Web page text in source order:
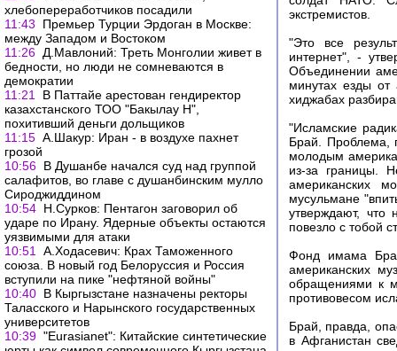
хлебопереработчиков посадили
11:43
Премьер Турции Эрдоган в Москве:
между Западом и Востоком
11:26 Д.Мавлоний: Треть Монголии живет в
бедности, но люди не сомневаются в
демократии
11:21
В Паттайе арестован гендиректор
казахстанского ТОО "Бакылау Н",
похитивший деньги дольщиков
11:15 А.Шакур: Иран - в воздухе пахнет
грозой
10:56 В Душанбе начался суд над группой
салафитов, во главе с душанбинским мулло
Сироджиддином
10:54 Н.Сурков: Пентагон заговорил об
ударе по Ирану. Ядерные объекты остаются
уязвимыми для атаки
10:51
А.Ходасевич: Крах Таможенного
союза. В новый год Белоруссия и Россия
вступили на пике "нефтяной войны"
10:40 В Кыргызстане назначены ректоры
Таласского и Нарынского государственных
университетов
10:39 "Eurasianet": Китайские синтетические
экстремистов.
"Это все
интернет", -
Объединении
минутах езды от
хиджабах
"Исламские
Брай. Проблема,
молодым
из-за границы.
американских
мусульмане
утверждают, что
повезло с тобой
Фонд имама
американских
обращениями к
противовесом
Брай, правда,
в Афганистан